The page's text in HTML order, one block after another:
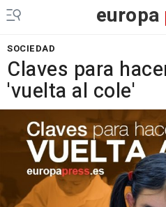
europa
SOCIEDAD
Claves para
'vuelta al cole'